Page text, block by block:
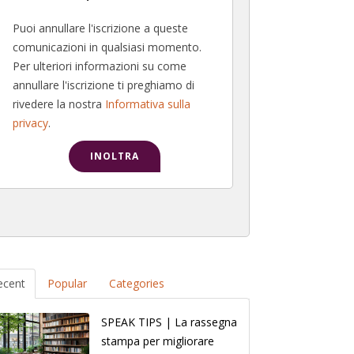
Puoi annullare l'iscrizione a queste
comunicazioni in qualsiasi momento.
Per ulteriori informazioni su come
annullare l'iscrizione ti preghiamo di
rivedere la nostra Informativa sulla
privacy.
Popular Categories
SPEAK TIPS | La rassegna
stampa per migliorare